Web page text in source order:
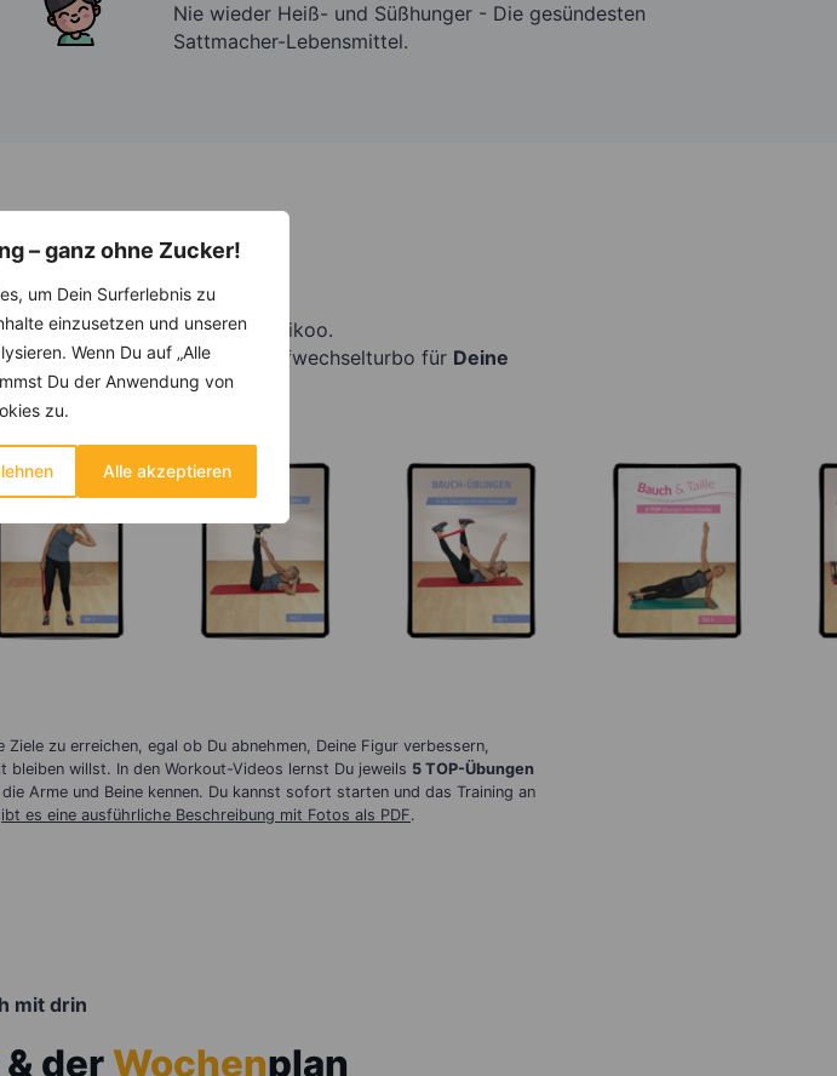
– ganz ohne Zucker!
um Dein Surferlebnis zu
einzusetzen und unseren
Wenn Du auf „Alle
Du der Anwendung von
zu.
Alle akzeptieren
Nie wieder Heiß- und Süßhunger - Die gesündesten
Sattmacher-Lebensmittel.
Work outs
Workout-Videos von invikoo.
Figur und zünde den Stoffwechselturbo für Deine
.
zu erreichen, egal ob Du abnehmen, Deine Figur verbessern,
bleiben willst. In den Workout-Videos lernst Du jeweils 5 TOP-Übungen
Arme und Beine kennen. Du kannst sofort starten und das Training an
es eine ausführliche Beschreibung mit Fotos als PDF.
mit drin
& derWochenplan